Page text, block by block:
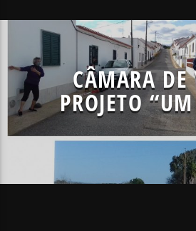
CÂMARA
PROJETO